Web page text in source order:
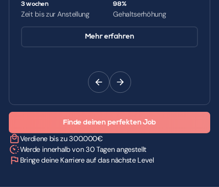
3 wochen
Zeit bis zur Anstellung
98%
Gehaltserhöhung
Mehr erfahren
Finde deinen perfekten Job
Verdiene bis zu 300.000€
Werde innerhalb von 30 Tagen angestellt
Bringe deine Karriere auf das nächste Level